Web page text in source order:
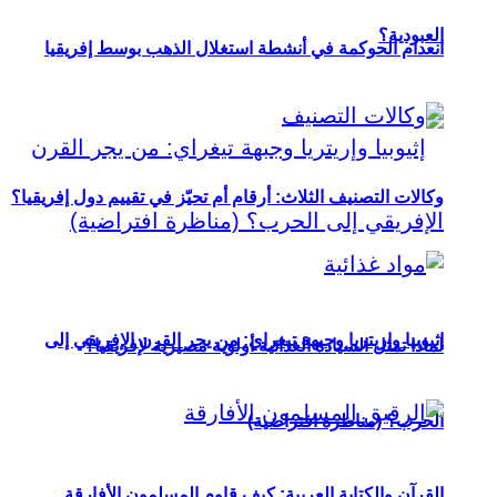
العبودية؟
إثيوبيا وإريتريا وجبهة تيغراي: من يجر القرن الإفريقي إلى
الحرب؟ (مناظرة افتراضية)
انعدام الحوكمة في أنشطة استغلال الذهب بوسط إفريقيا
وكالات التصنيف الثلاث: أرقام أم تحيّز في تقييم دول إفريقيا؟
لماذا تمثل السيادة الغذائية أولوية مصيرية لإفريقيا؟